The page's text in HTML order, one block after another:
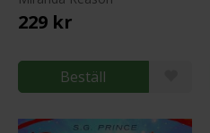
229 kr
Beställ